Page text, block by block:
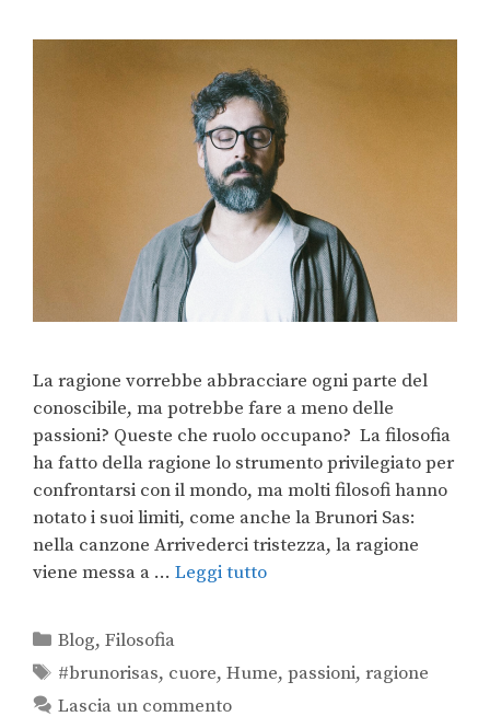
La ragione vorrebbe abbracciare ogni parte del
conoscibile, ma potrebbe fare a meno delle
passioni? Queste che ruolo occupano? La filosofia
ha fatto della ragione lo strumento privilegiato per
confrontarsi con il mondo, ma molti filosofi hanno
notato i suoi limiti, come anche la Brunori Sas:
nella canzone Arrivederci tristezza, la ragione
viene messa a … Leggi tutto
Blog,Filosofia
#brunorisas, cuore,Hume,passioni,ragione
Lascia un commento